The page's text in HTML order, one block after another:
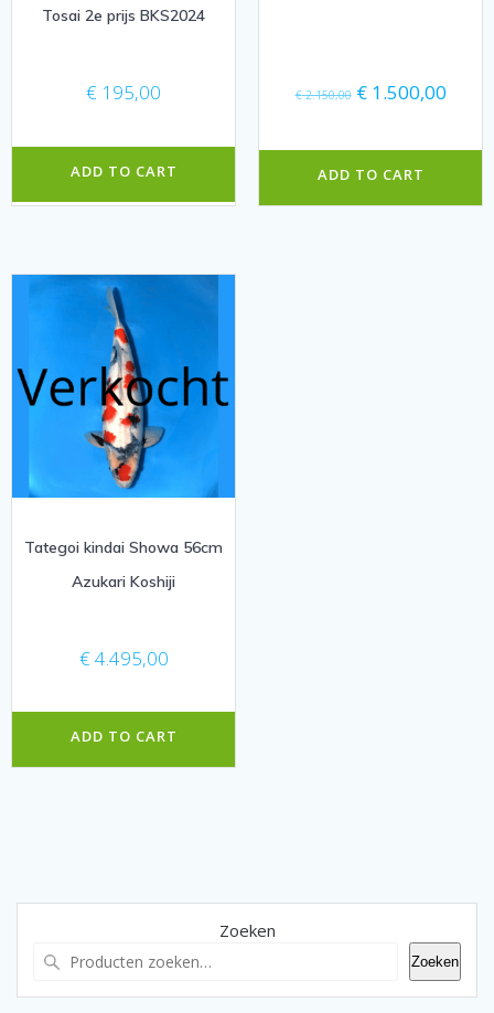
Tosai 2e prijs BKS2024
€ 195,00
ADD TO CART
€2.150,00 Oorspronkelijke
€1.500,00
ADD TO CART
Tategoi kindai Showa 56cm
Azukari Koshiji
€ 4.495,00
ADD TO CART
Zoeken
Zoeken